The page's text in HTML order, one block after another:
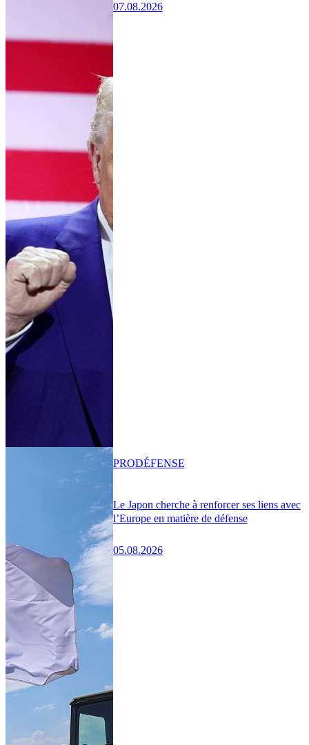
07.08.2026
Le Japon cherche à renforcer ses liens avec
l’Europe en matière de défense
05.08.2026
PRODÉFENSE